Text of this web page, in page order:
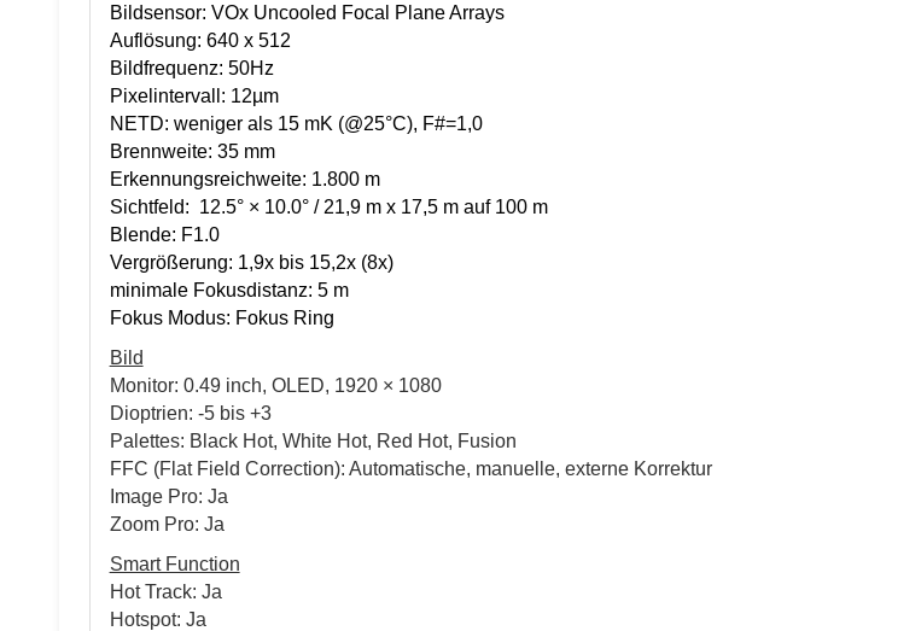
Bildsensor: VOx Uncooled Focal Plane Arrays
Auflösung: 640 x 512
Bildfrequenz: 50Hz
Pixelintervall: 12µm
NETD: weniger als 15 mK (@25°C), F#=1,0
Brennweite: 35 mm
Erkennungsreichweite: 1.800 m
Sichtfeld: 12.5° × 10.0° / 21,9 m x 17,5 m auf 100 m
Blende: F1.0
Vergrößerung: 1,9x bis 15,2x (8x)
minimale Fokusdistanz: 5 m
Fokus Modus: Fokus Ring
Bild
Monitor: 0.49 inch, OLED, 1920 × 1080
Dioptrien: -5 bis +3
Palettes: Black Hot, White Hot, Red Hot, Fusion
FFC (Flat Field Correction): Automatische, manuelle, externe Korrektur
Image Pro: Ja
Zoom Pro: Ja
Smart Function
Hot Track: Ja
Hotspot: Ja